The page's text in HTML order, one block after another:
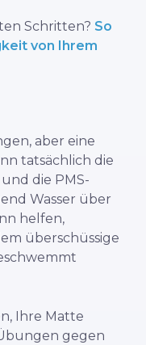
Schritten? So
von Ihrem
aber eine
tatsächlich die
die PMS-
Wasser über
helfen,
überschüssige
Ihre Matte
gegen